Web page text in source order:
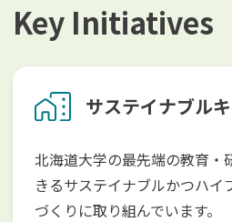
Key Initiatives
サステイナブル
北海道大学の最先端の教育・
きるサステイナブルかつハイ
づくりに取り組んでいます。